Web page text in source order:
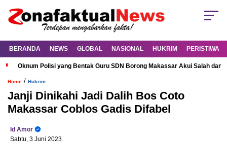
BERANDA NEWS GLOBAL NASIONAL HUKRIM PERISTIWA
Oknum Polisi yang Bentak Guru SDN Borong Makassar Akui Salah dan
Home / Hukrim
Janji Dinikahi Jadi Dalih Bos Coto
Makassar Coblos Gadis Difabel
Id Amor
Sabtu, 3 Juni 2023